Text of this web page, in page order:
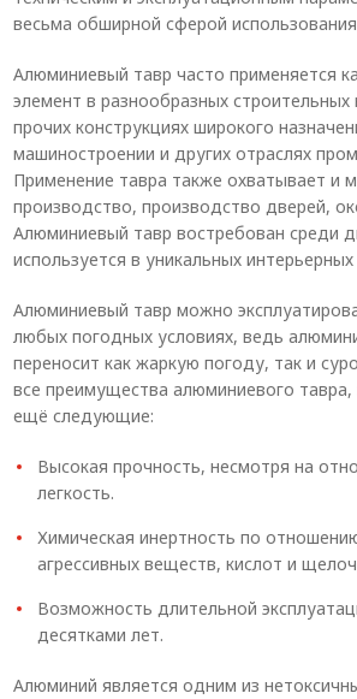
весьма обширной сферой
Алюминиевый тавр часто применяется
элемент в разнообразных строительных
прочих конструкциях широкого
машиностроении и других отраслях
Применение тавра также охватывает и
производство, производство дверей,
Алюминиевый тавр востребован среди
используется в уникальных
Алюминиевый тавр можно
любых погодных условиях, ведь
переносит как жаркую погоду, так и
все преимущества алюминиевого
ещё следующие:
Высокая прочность, несмотря на
легкость.
Химическая инертность по
агрессивных веществ, кислот и
Возможность длительной
десятками лет.
Алюминий является одним из